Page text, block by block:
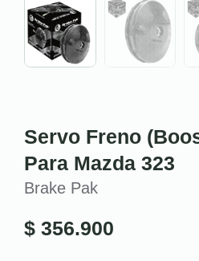
Servo Freno
Para Mazda 323
Brake Pak
$ 356.900